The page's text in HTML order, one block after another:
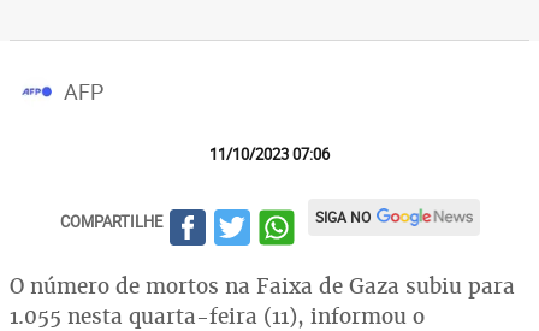
AFP
11/10/2023 07:06
COMPARTILHE SIGA NO
O número de mortos na Faixa de Gaza subiu para
1.055 nesta quarta-feira (11), informou o